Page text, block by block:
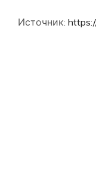
Источник: